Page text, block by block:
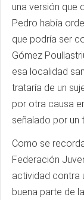
una versión que
Pedro había
que podría ser
Gómez
esa localidad
trataría de un
por otra causa
señalado por un
Como se
Federación
actividad contra
buena parte de